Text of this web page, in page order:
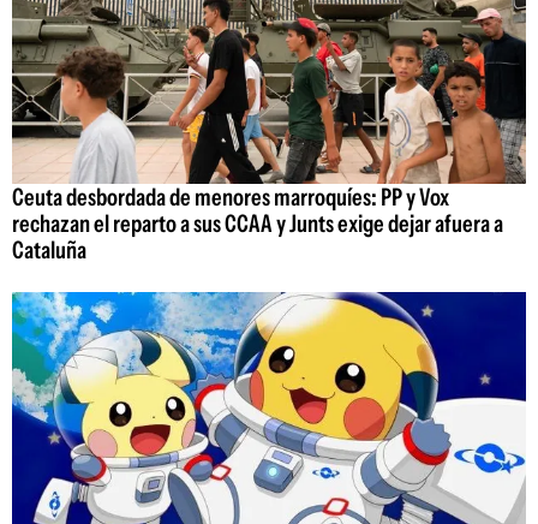
Ceuta desbordada de menores marroquíes: PP y Vox
rechazan el reparto a sus CCAA y Junts exige dejar afuera a
Cataluña